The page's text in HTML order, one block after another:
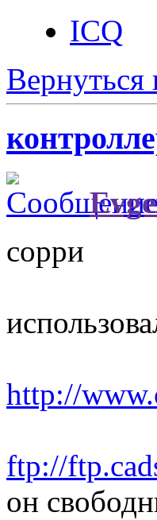
ICQ
Вернуться
сорри
http://
ftp://
он